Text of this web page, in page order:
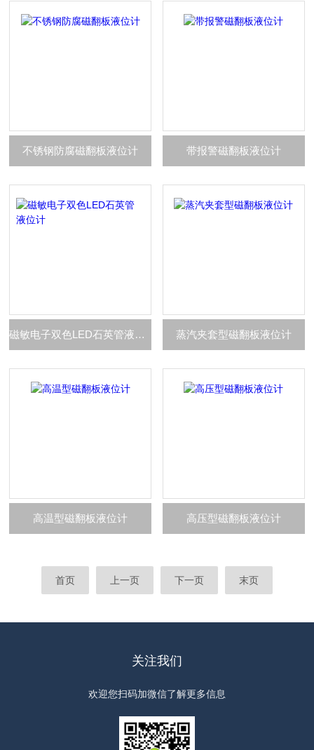
不锈钢防腐磁翻板液位计 带报警磁翻板液位计
磁敏电子双色LED石英管液位计 蒸汽夹套型磁翻板液位计
高温型磁翻板液位计 高压型磁翻板液位计
首页 上一页 下一页 末页
关注我们
欢迎您扫码加微信了解更多信息